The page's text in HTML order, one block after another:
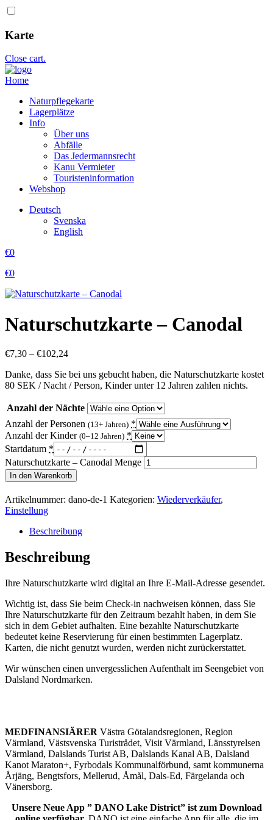
Karte
Close cart.
Home
Naturpflegekarte
Lagerplätze
Info
Über uns
Abfälle
Das Jedermannsrecht
Kanu Vermieter
Touristeninformation
Webshop
Deutsch
Svenska
English
€0
€0
Naturschutzkarte – Canodal
€7,30 – €102,24
Danke, dass Sie bei uns gebucht haben, die Naturschutzkarte kostet
80 SEK / Nacht / Person, Kinder unter 12 Jahren zahlen nichts.
Anzahl der Nächte
Anzahl der Personen (13+ Jahren) *
Anzahl der Kinder (0–12 Jahren) *
Startdatum *
Naturschutzkarte – Canodal Menge
In den Warenkorb
Artikelnummer: dano-de-1 Kategorien: Wiederverkäufer,
Einstellung
Beschreibung
Beschreibung
Ihre Naturschutzkarte wird digital an Ihre E-Mail-Adresse gesendet.
Wichtig ist, dass Sie beim Check-in nachweisen können, dass Sie
Ihre Naturschutzkarte für den Zeitraum bezahlt haben, in dem Sie
sich in dem Gebiet aufhalten. Eine bezahlte Naturschutzkarte
bedeutet keine Reservierung für einen bestimmten Lagerplatz.
Karten, die nicht genutzt wurden, werden nicht zurückerstattet.
Wir wünschen einen unvergesslichen Aufenthalt im Seengebiet von
Dalsland Nordmarken.
MEDFINANSIÄRER Västra Götalandsregionen, Region
Värmland, Västsvenska Turistrådet, Visit Värmland, Länsstyrelsen
Värmland, Dalslands Turist AB, Dalslands Kanal AB, Dalsland
Kanot Maraton+, Fyrbodals Kommunalförbund, samt kommunerna
Årjäng, Bengtsfors, Mellerud, Åmål, Dals-Ed, Färgelanda och
Vänersborg.
Unsere Neue App ” DANO Lake District” ist zum Download